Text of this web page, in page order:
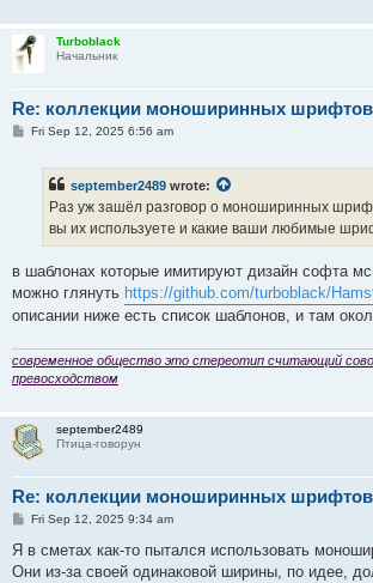
Turboblack
Начальник
Re: коллекции моноширинных шрифтов
PFri Sep 12, 2025 6:56 am
september2489 wrote:
Раз уж зашёл разговор о моноширинных
вы их используете и какие ваши любимые
в шаблонах которые имитируют дизайн софта
можно глянуть https://github.com/turboblack/
описании ниже есть список шаблонов, и там
современное общество это стереотип считающий
превосходством
september2489
Птица-говорун
Re: коллекции моноширинных шрифтов
P
s
Fri Sep 12, 2025 9:34 am
Я в сметах как-то пытался использовать
Они из-за своей одинаковой ширины, по идее,